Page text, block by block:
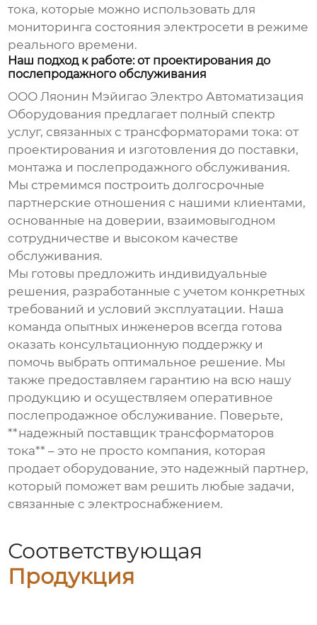
тока, которые можно использовать для
мониторинга состояния электросети в режиме
реального времени.
Наш подход к работе: от проектирования до
послепродажного обслуживания
ООО Ляонин Мэйигао Электро Автоматизация
Оборудования предлагает полный спектр
услуг, связанных с трансформаторами тока: от
проектирования и изготовления до поставки,
монтажа и послепродажного обслуживания.
Мы стремимся построить долгосрочные
партнерские отношения с нашими клиентами,
основанные на доверии, взаимовыгодном
сотрудничестве и высоком качестве
обслуживания.
Мы готовы предложить индивидуальные
решения, разработанные с учетом конкретных
требований и условий эксплуатации. Наша
команда опытных инженеров всегда готова
оказать консультационную поддержку и
помочь выбрать оптимальное решение. Мы
также предоставляем гарантию на всю нашу
продукцию и осуществляем оперативное
послепродажное обслуживание. Поверьте,
**надежный поставщик трансформаторов
тока** – это не просто компания, которая
продает оборудование, это надежный партнер,
который поможет вам решить любые задачи,
связанные с электроснабжением.
Соответствующая
Продукция